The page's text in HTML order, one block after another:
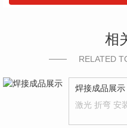
相
RELATED
焊接成品展示
激光 折弯 安